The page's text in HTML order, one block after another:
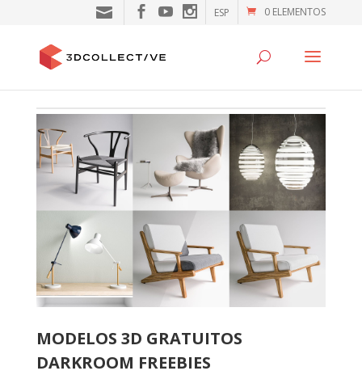
0 ELEMENTOS
ESP
MODELOS 3D GRATUITOS
DARKROOM FREEBIES